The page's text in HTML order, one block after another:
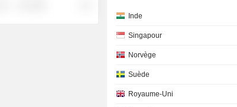
Inde
Singapour
Norvège
Suède
Royaume-Uni